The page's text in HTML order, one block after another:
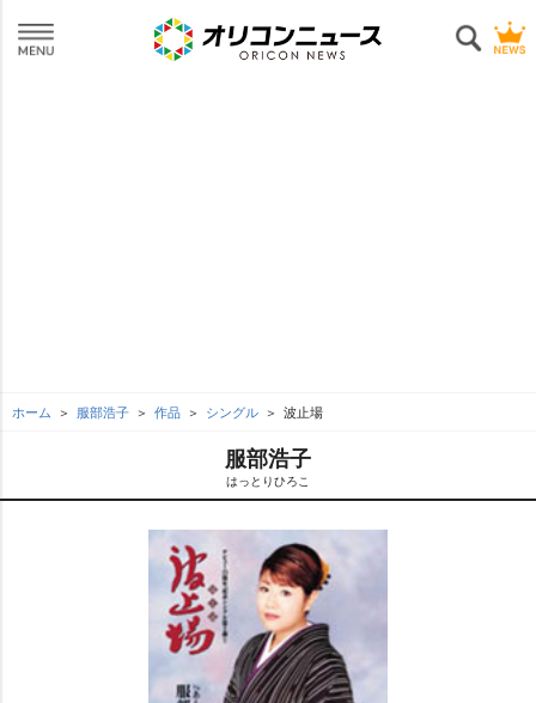
ホーム 服部浩子 作品 シングル 波止場
服部浩子
はっとりひろこ